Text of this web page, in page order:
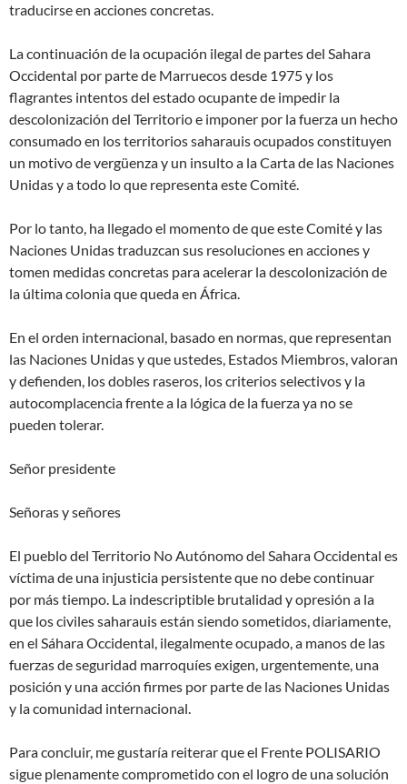
traducirse en acciones concretas.
La continuación de la ocupación ilegal de partes del Sahara
Occidental por parte de Marruecos desde 1975 y los
flagrantes intentos del estado ocupante de impedir la
descolonización del Territorio e imponer por la fuerza un hecho
consumado en los territorios saharauis ocupados constituyen
un motivo de vergüenza y un insulto a la Carta de las Naciones
Unidas y a todo lo que representa este Comité.
Por lo tanto, ha llegado el momento de que este Comité y las
Naciones Unidas traduzcan sus resoluciones en acciones y
tomen medidas concretas para acelerar la descolonización de
la última colonia que queda en África.
En el orden internacional, basado en normas, que representan
las Naciones Unidas y que ustedes, Estados Miembros, valoran
y defienden, los dobles raseros, los criterios selectivos y la
autocomplacencia frente a la lógica de la fuerza ya no se
pueden tolerar.
Señor presidente
Señoras y señores
El pueblo del Territorio No Autónomo del Sahara Occidental es
víctima de una injusticia persistente que no debe continuar
por más tiempo. La indescriptible brutalidad y opresión a la
que los civiles saharauis están siendo sometidos, diariamente,
en el Sáhara Occidental, ilegalmente ocupado, a manos de las
fuerzas de seguridad marroquíes exigen, urgentemente, una
posición y una acción firmes por parte de las Naciones Unidas
y la comunidad internacional.
Para concluir, me gustaría reiterar que el Frente POLISARIO
sigue plenamente comprometido con el logro de una solución